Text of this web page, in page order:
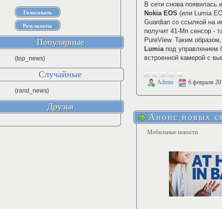
В сети снова
Nokia EOS (или Lumia
Guardian со ссылкой на
получит 41-Мп сенсор -
PureView. Таким
Lumiaпод управлением
встроенной камерой с
Admin 6 февраля
Анонс новых
Мобильные новости
Популярные
{top_news}
Случайные
{rand_news}
Друзья